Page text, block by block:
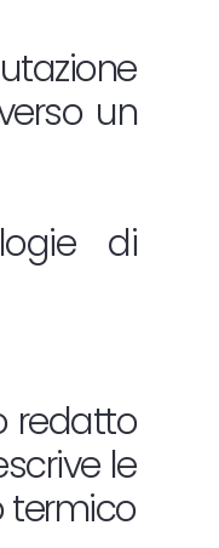
un
di
redatto
le
termico